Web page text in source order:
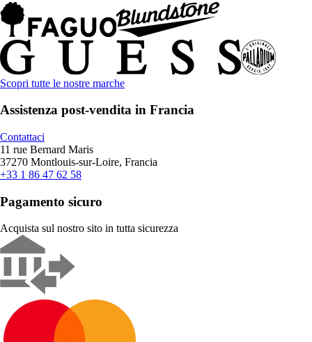
Scopri tutte le nostre marche
Assistenza post-vendita in Francia
Contattaci
11 rue Bernard Maris
37270 Montlouis-sur-Loire, Francia
+33 1 86 47 62 58
Pagamento sicuro
Acquista sul nostro sito in tutta sicurezza